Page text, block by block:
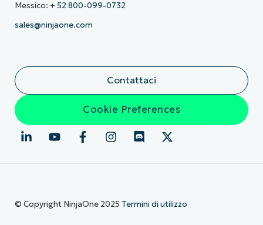
Messico: + 52 800-099-0732
sales@ninjaone.com
Contattaci
Cookie Preferences
© Copyright NinjaOne 2025 Termini di utilizzo